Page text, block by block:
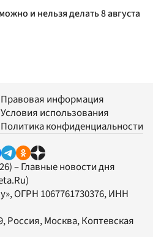
и нельзя делать 8 августа
Правовая информация
Условия использования
Политика конфиденциальности
– Главные новости дня
, ОГРН 1067761730376, ИНН
Россия, Москва, Коптевская